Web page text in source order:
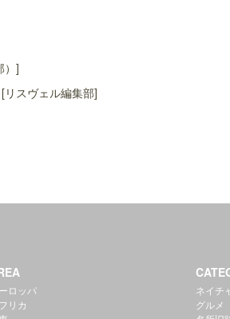
）]
スヴェル編集部]
ロッパ
リカ
ネイチ
グルメ